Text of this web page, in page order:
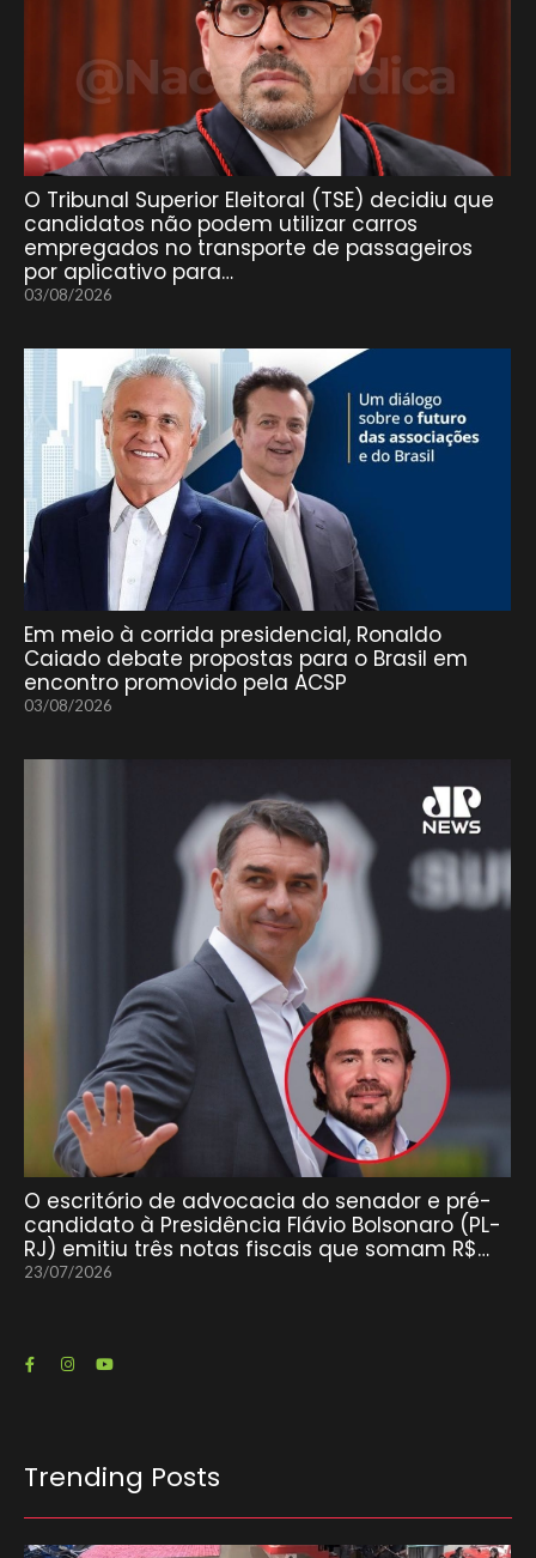
O Tribunal Superior Eleitoral (TSE) decidiu que
candidatos não podem utilizar carros
empregados no transporte de passageiros
por aplicativo para…
03/08/2026
Em meio à corrida presidencial, Ronaldo
Caiado debate propostas para o Brasil em
encontro promovido pela ACSP
03/08/2026
O escritório de advocacia do senador e pré-
candidato à Presidência Flávio Bolsonaro (PL-
RJ) emitiu três notas fiscais que somam R$…
23/07/2026
Trending Posts